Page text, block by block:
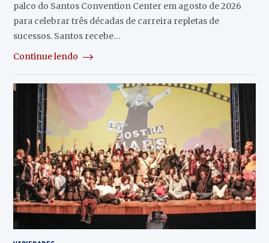
palco do Santos Convention Center em agosto de 2026
para celebrar três décadas de carreira repletas de
sucessos. Santos recebe…
Continue lendo